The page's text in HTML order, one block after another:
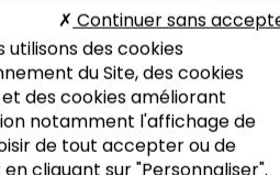
Environnement
Foncier
des cookies
du Site, des cookies
des cookies améliorant
notamment l'affichage de
de tout accepter ou de
cliquant sur "Personnaliser".
Continuer sans